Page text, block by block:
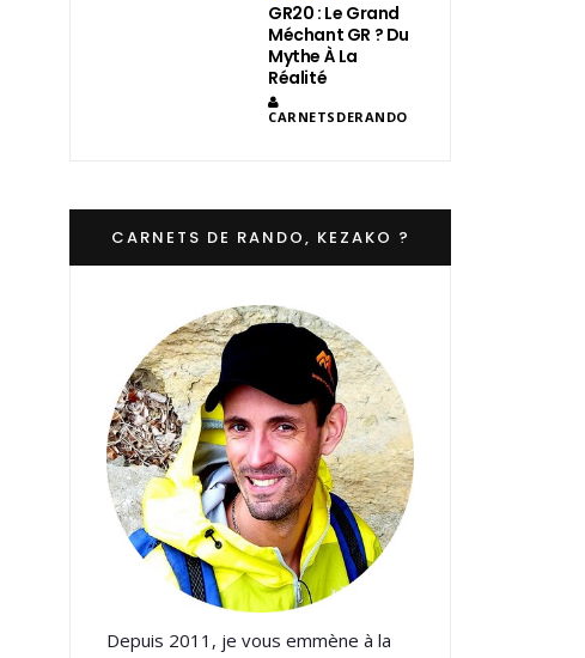
GR20 : Le Grand
Méchant GR ? Du
Mythe À La
Réalité
CARNETSDERANDO
CARNETS DE RANDO, KEZAKO ?
Depuis 2011, je vous emmène à la